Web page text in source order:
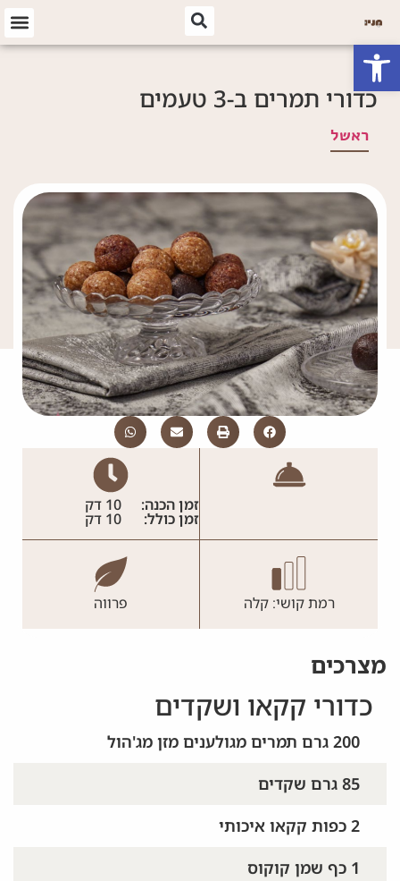
פתח סרגל נגישות
כדורי תמרים ב-3 טעמים
ראשל
זמן הכנה: 10 דק
זמן כולל: 10 דק
רמת קושי: קלה פרווה
מצרכים
כדורי קקאו ושקדים
200 גרם תמרים מגולענים מזן מג'הול
85 גרם שקדים
2 כפות קקאו איכותי
1 כף שמן קוקוס